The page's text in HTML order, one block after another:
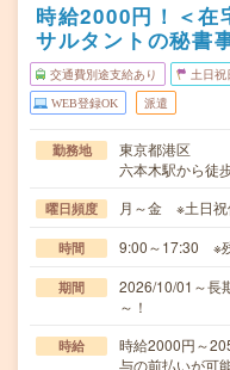
時給2000円！＜在
サルタントの秘書
交通費別途支給あり 土日祝
WEB登録OK 派遣
勤務地
東京都港区
六本木駅から徒
曜日頻度 月～金 ※土日祝
時間 9:00～17:30 ※
期間
2026/10/01～
～！
時給
時給2000円～
与の前払いが可